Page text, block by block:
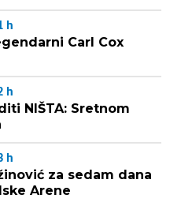
h
Carl Cox
h
NIŠTA: Sretnom
h
za sedam dana
Arene